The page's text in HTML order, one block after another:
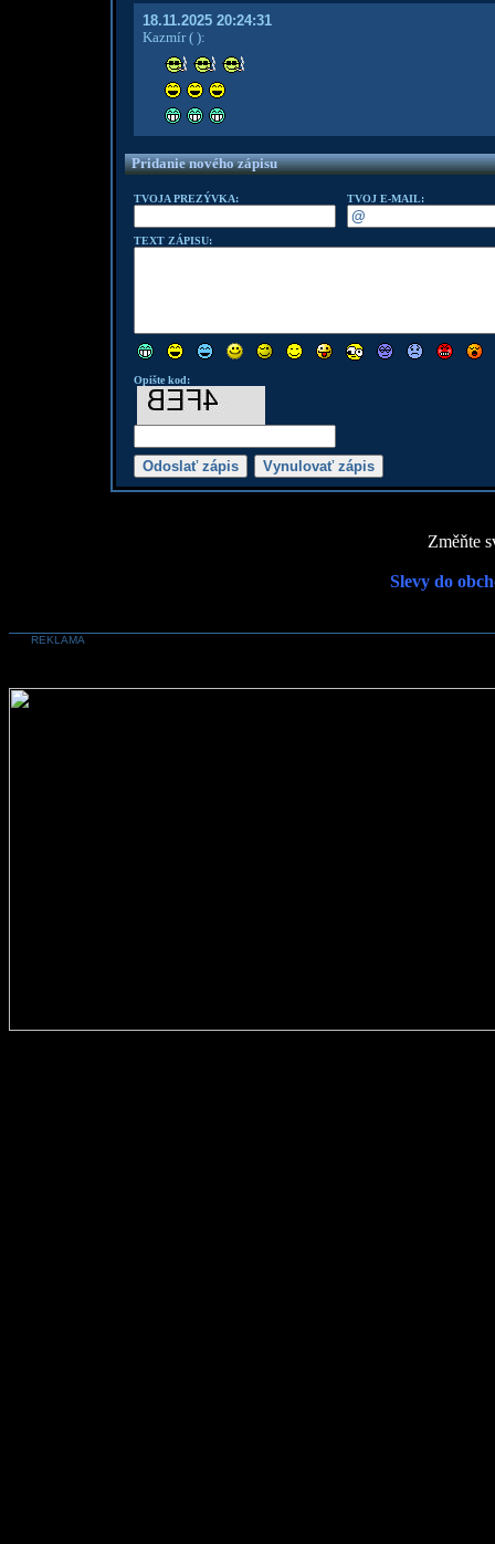
18.11.2025 20:24:31
Kazmír( ):
Pridanie nového zápisu
TVOJA PREZÝVKA: TVOJ E-MAIL:
TEXT ZÁPISU:
Opište kod:
Změňte
Slevy do
REKLAMA